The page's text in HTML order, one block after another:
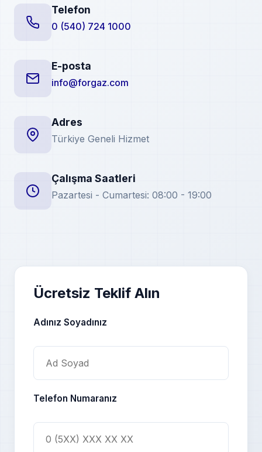
Telefon
0 (540) 724 1000
E-posta
info@forgaz.com
Adres
Türkiye Geneli Hizmet
Çalışma Saatleri
Pazartesi - Cumartesi: 08:00 - 19:00
Ücretsiz Teklif Alın
Adınız Soyadınız
Telefon Numaranız